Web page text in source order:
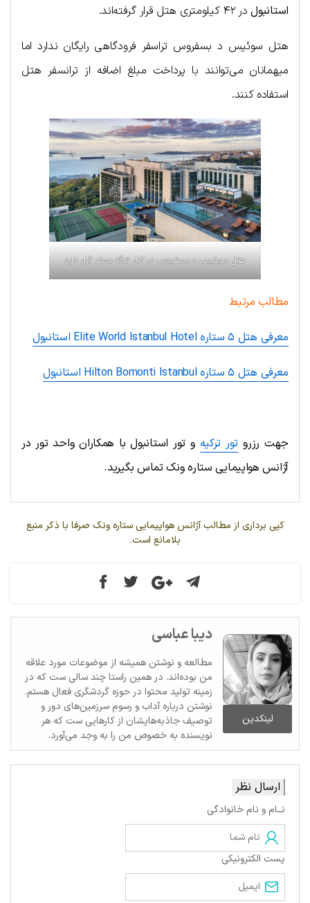
استانبولدر ۴۲ کیلومتری هتل قرار گرفته‌اند.
هتل سوئیس د بسفروس تراسفر فرودگاهی رایگان ندارد اما
میهمانان می‌توانند با پرداخت مبلغ اضافه از ترانسفر هتل
استفاده کنند.
هتل سوئیس د بسفروس در کنار تنگه بسفر قرار دارد
مطالب مرتبط
معرفی هتل ۵ ستاره Elite World Istanbul Hotel استانبول
معرفی هتل ۵ ستاره Hilton Bomonti Istanbul استانبول
جهت رزرو تور ترکیه و تور استانبول با همکاران واحد تور در
آژانس هواپیمایی ستاره ونک تماس بگیرید.
کپی برداری از مطالب آژانس هواپیمایی ستاره ونک صرفا با ذکر منبع
بلامانع است.
لینکدین
دیبا عباسی
مطالعه و نوشتن همیشه از موضوعات مورد علاقه
من بوده‌اند. در همین راستا چند سالی ست که در
زمینه تولید محتوا در حوزه گردشگری فعال هستم.
نوشتن درباره آداب و رسوم سرزمین‌های دور و
توصیف جاذبه‌هایشان از کارهایی ست که هر
نویسنده به خصوص من را به وجد می‌آورد.
ارسال نظر
نــام و نام خانوادگی
پست الکترونیکی